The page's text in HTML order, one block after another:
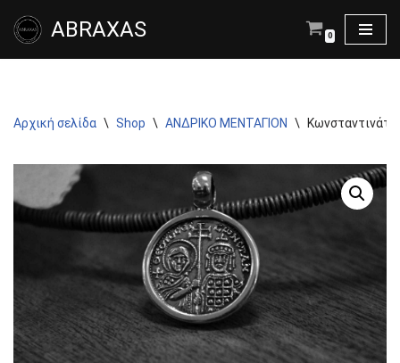
Μεταπηδήστε
ABRAXAS 0
Αρχική σελίδα \ Shop \ ΑΝΔΡΙΚΟ ΜΕΝΤΑΓΙΟΝ \